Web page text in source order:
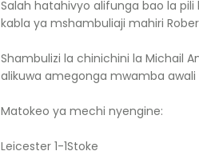
Salah hatahivyo alifunga bao la
kabla ya mshambuliaji mahiri
Shambulizi la chinichini la Michail
alikuwa amegonga mwamba
Matokeo ya mechi nyengine:
Leicester 1-1Stoke